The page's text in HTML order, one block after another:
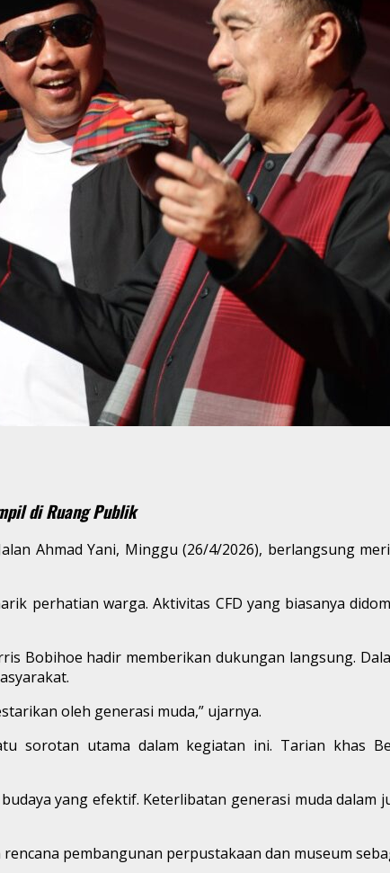
di Ruang Publik
Ahmad Yani, Minggu (26/4/2026), berlangsung
perhatian warga. Aktivitas CFD yang biasanya
Bobihoe hadir memberikan dukungan langsung.
oleh generasi muda,” ujarnya.
sorotan utama dalam kegiatan ini. Tarian khas
yang efektif. Keterlibatan generasi muda
pembangunan perpustakaan dan museum